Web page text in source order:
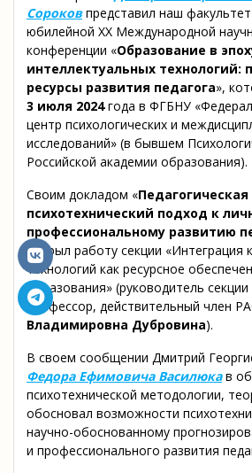
Сороковпредставил наш
юбилейной ХХ Международной
конференции «Образование в
интеллектуальных технологий:
ресурсы развития педагога»,
3 июля 2024года в ФГБНУ
центр психологических и
исследований» (в бывшем
Российской академии образования).
Своим докладом «
психотехнический подход к
профессиональному развитию
открыл работу секции «Интеграция
технологий как ресурсное
образования» (руководитель секции
профессор, действительный член
Владимировна Дубровина).
В своем сообщении Дмитрий
Федора Ефимовича Василюкав
психотехнической методологии,
обосновал возможности
научно-обоснованному
и профессионального развития